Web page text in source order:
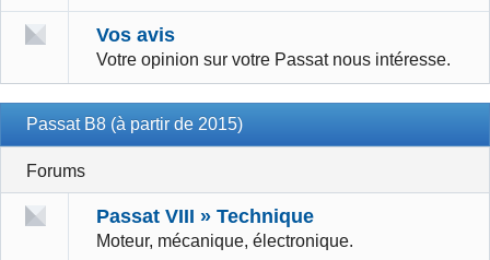
Vos avis
Votre opinion sur votre Passat nous intéresse.
Passat B8 (à partir de 2015)
Forums
Passat VIII » Technique
Moteur, mécanique, électronique.